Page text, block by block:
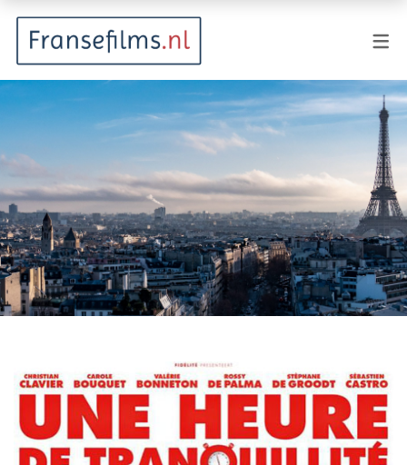
Animatie
Documentaire
Drama
Fantasy
Horror
Kostuumdrama
Musical